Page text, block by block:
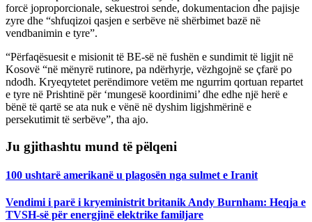
forcë joproporcionale, sekuestroi sende, dokumentacion dhe pajisje
zyre dhe “shfuqizoi qasjen e serbëve në shërbimet bazë në
vendbanimin e tyre”.
“Përfaqësuesit e misionit të BE-së në fushën e sundimit të ligjit në
Kosovë “në mënyrë rutinore, pa ndërhyrje, vëzhgojnë se çfarë po
ndodh. Kryeqytetet perëndimore vetëm me ngurrim qortuan repartet
e tyre në Prishtinë për ‘mungesë koordinimi’ dhe edhe një herë e
bënë të qartë se ata nuk e vënë në dyshim ligjshmërinë e
persekutimit të serbëve”, tha ajo.
Ju gjithashtu mund të pëlqeni
100 ushtarë amerikanë u plagosën nga sulmet e Iranit
Vendimi i parë i kryeministrit britanik Andy Burnham: Heqja e
TVSH-së për energjinë elektrike familjare